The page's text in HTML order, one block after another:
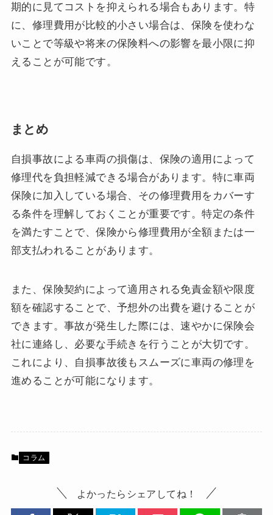
期的に見てコストを抑えられる場合もあります。特
に、修理費用が比較的小さい場合は、保険を使わな
いことで等級や将来の保険料への影響を最小限に抑
えることが可能です。
まとめ
自損事故による車両の損傷は、保険の適用によって
修理代を負担軽減できる場合があります。特に車両
保険に加入している場合、その修理費用をカバーす
る条件を理解しておくことが重要です。特定の条件
を満たすことで、保険から修理費用が全額または一
部支払われることがあります。
また、保険契約によって適用される免責金額や限度
額を確認することで、予想外の出費を避けることが
できます。事故が発生した際には、速やかに保険会
社に連絡し、必要な手続きを行うことが大切です。
これにより、自損事故後もスムーズに車両の修理を
進めることが可能になります。
コラム
よかったらシェアしてね！